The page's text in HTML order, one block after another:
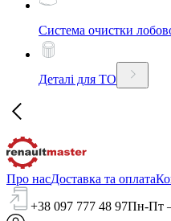
Система очистки
Деталі для ТО
Про насДоставка та оплата
+38 097 777 48 97Пн-Пт